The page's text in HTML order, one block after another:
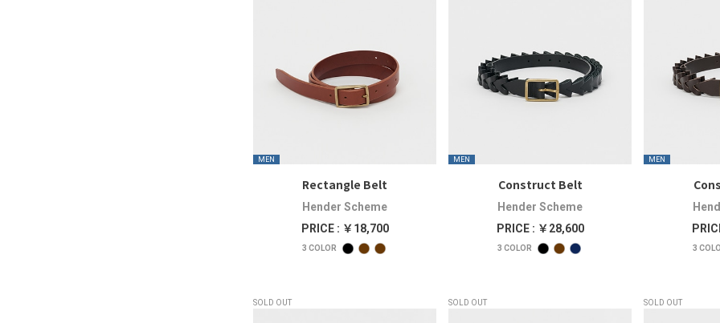
MEN
Rectangle Belt
Hender Scheme
PRICE : ￥18,700
3 COLOR
MEN
Construct Belt
Hender Scheme
PRICE : ￥28,600
3 COLOR
MEN
3
SOLD OUT SOLD OUT SOLD OUT